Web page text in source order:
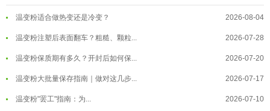
温变粉适合做热变还是冷变？ 2026-08-04
温变粉注塑后表面翻车？粗糙、颗粒... 2026-07-28
温变粉保质期有多久？开封后如何保... 2026-07-20
温变粉大批量保存指南｜做对这几步... 2026-07-17
温变粉"罢工"指南：为... 2026-07-10